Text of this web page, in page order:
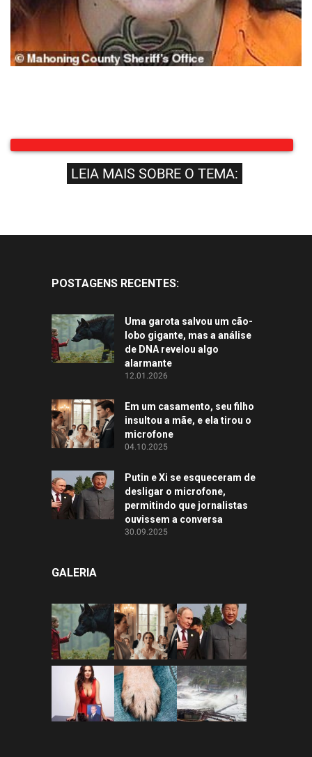
LEIA MAIS SOBRE O TEMA:
POSTAGENS RECENTES:
Uma garota salvou um cão-
lobo gigante, mas a análise
de DNA revelou algo
alarmante
12.01.2026
Em um casamento, seu filho
insultou a mãe, e ela tirou o
microfone
04.10.2025
Putin e Xi se esqueceram de
desligar o microfone,
permitindo que jornalistas
ouvissem a conversa
30.09.2025
GALERIA